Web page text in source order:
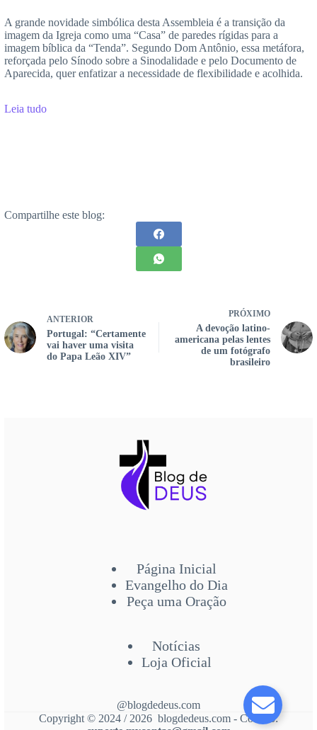
A grande novidade simbólica desta Assembleia é a transição da
imagem da Igreja como uma “Casa” de paredes rígidas para a
imagem bíblica da “Tenda”. Segundo Dom Antônio, essa metáfora,
reforçada pelo Sínodo sobre a Sinodalidade e pelo Documento de
Aparecida, quer enfatizar a necessidade de flexibilidade e acolhida.
Leia tudo
Compartilhe este blog:
ANTERIOR
Portugal: “Certamente
vai haver uma visita
do Papa Leão XIV”
PRÓXIMO
A devoção latino-
americana pelas lentes
de um fotógrafo
brasileiro
Página Inicial
Evangelho do Dia
Peça uma Oração
Notícias
Loja Oficial
@blogdedeus.com
Copyright © 2024 / 2026 blogdedeus.com - Contato: